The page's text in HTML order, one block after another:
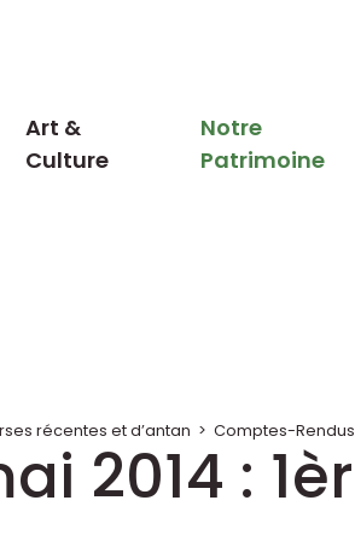
Art &
Culture
Notre
Patrimoine
récentes et d’antan > Comptes-
2014 :